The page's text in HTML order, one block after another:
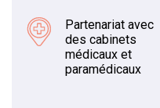
Partenariat avec
des cabinets
médicaux et
paramédicaux